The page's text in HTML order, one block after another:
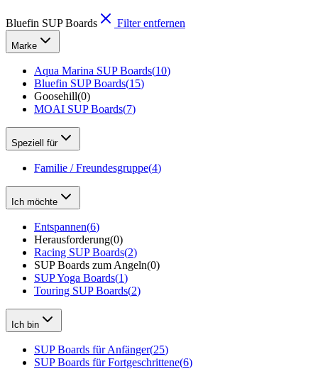
Bluefin SUP Boards Filter entfernen
Marke
Aqua Marina SUP Boards(10)
Bluefin SUP Boards(15)
Goosehill(0)
MOAI SUP Boards(7)
Speziell für
Familie / Freundesgruppe(4)
Ich möchte
Entspannen(6)
Herausforderung(0)
Racing SUP Boards(2)
SUP Boards zum Angeln(0)
SUP Yoga Boards(1)
Touring SUP Boards(2)
Ich bin
SUP Boards für Anfänger(25)
SUP Boards für Fortgeschrittene(6)